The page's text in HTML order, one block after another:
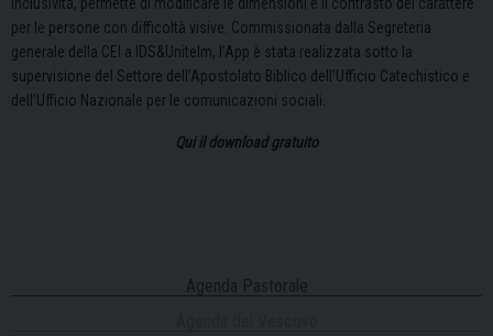
inclusività, permette di modificare le dimensioni e il contrasto del carattere
per le persone con difficoltà visive. Commissionata dalla Segreteria
generale della CEI a IDS&Unitelm, l’App è stata realizzata sotto la
supervisione del Settore dell’Apostolato Biblico dell’Ufficio Catechistico e
dell’Ufficio Nazionale per le comunicazioni sociali.
Qui il download gratuito
Agenda Pastorale